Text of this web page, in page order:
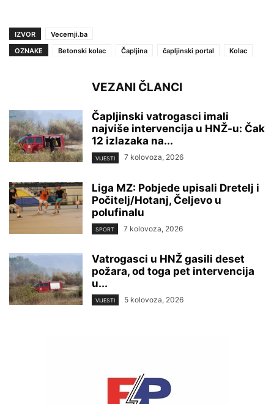
IZVOR
Vecernji.ba
OZNAKE
Betonski kolac Čapljina čapljinski portal Kolac
VEZANI ČLANCI
Čapljinski vatrogasci imali
najviše intervencija u HNŽ-u: Čak
12 izlazaka na...
VIJESTI 7 kolovoza, 2026
Liga MZ: Pobjede upisali Dretelj i
Počitelj/Hotanj, Čeljevo u
polufinalu
SPORT 7 kolovoza, 2026
Vatrogasci u HNŽ gasili deset
požara, od toga pet intervencija
u...
VIJESTI 5 kolovoza, 2026